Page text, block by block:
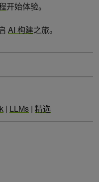
开始体验。
AI 构建之旅。
| LLMs | 精选